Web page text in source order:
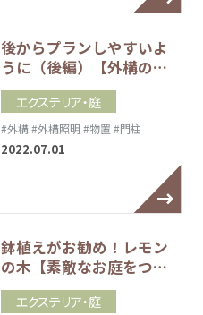
後からプランしやすいよ
うに（後編）【外構の…
エクステリア・庭
#外構#外構照明 #物置 #門柱
2022.07.01
鉢植えがお勧め！レモン
の木【素敵なお庭をつ…
エクステリア・庭